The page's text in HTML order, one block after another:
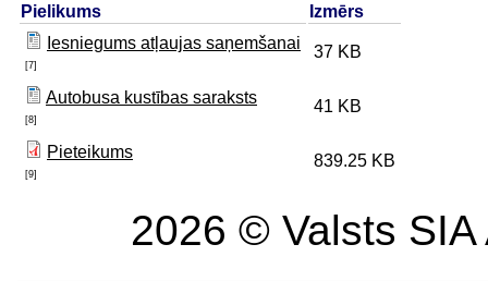
Pielikums
Izmērs
Iesniegums atļaujas saņemšanai
[7]
37 KB
Autobusa kustības saraksts
[8]
41 KB
Pieteikums
[9]
839.25 KB
2026 © Valsts